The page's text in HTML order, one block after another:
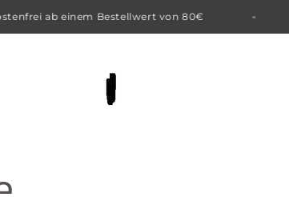
KWNX is for the Creators